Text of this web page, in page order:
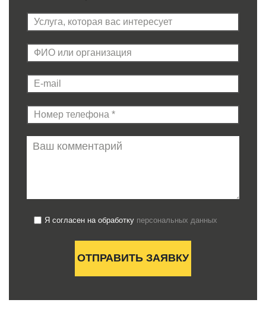
Я согласен на обработку персональных данных